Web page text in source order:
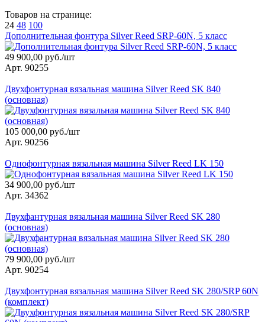
Товаров на странице:
24 48 100
Дополнительная фонтура Silver Reed SRP-60N, 5 класс
49 900,00 руб./шт
Арт. 90255
Двухфонтурная вязальная машина Silver Reed SK 840
(основная)
105 000,00 руб./шт
Арт. 90256
Однофонтурная вязальная машина Silver Reed LK 150
34 900,00 руб./шт
Арт. 34362
Двухфантурная вязальная машина Silver Reed SK 280
(основная)
79 900,00 руб./шт
Арт. 90254
Двухфонтурная вязальная машина Silver Reed SK 280/SRP 60N
(комплект)